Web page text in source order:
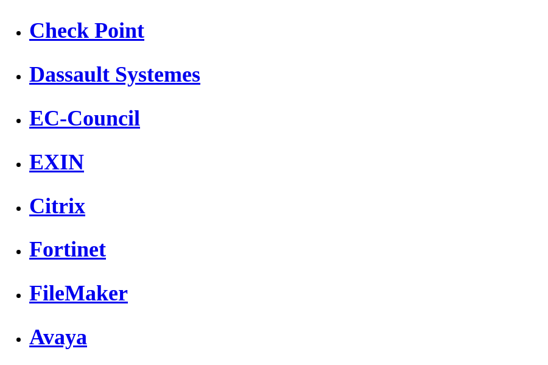
Check Point
Dassault Systemes
EC-Council
EXIN
Citrix
Fortinet
FileMaker
Avaya